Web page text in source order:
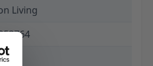
Living